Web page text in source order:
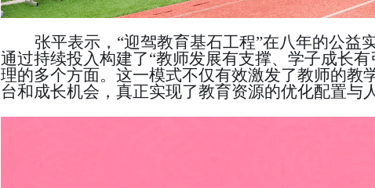
张平表示， “迎驾教育基石工程”在八年的公益
通过持续投入构建了“教师发展有支撑、学子成长有
理的多个方面。这一模式不仅有效激发了教师的教
台和成长机会， 真正实现了教育资源的优化配置与